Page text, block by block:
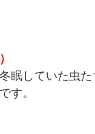
眠していた虫た
す。